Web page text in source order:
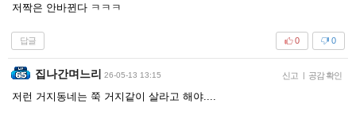
저짝은 안바뀐다 ㅋㅋㅋ
답글 0
0
집나간며느리 26-05-13 13:15 신고 | 공감 확인
저런 거지동네는 쭉 거지같이 살라고 해야....